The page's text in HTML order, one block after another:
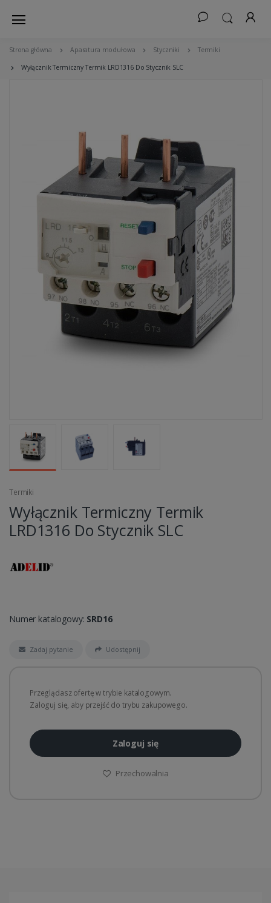
Strona główna Aparatura modułowa Styczniki Termiki
Wyłącznik Termiczny Termik LRD1316 Do Stycznik SLC
Termiki
Wyłącznik Termiczny Termik
LRD1316 Do Stycznik SLC
Numer katalogowy: SRD16
Zadaj pytanie Udostępnij
Przeglądasz ofertę w trybie katalogowym.
Zaloguj się, aby przejść do trybu zakupowego.
Zaloguj się
Przechowalnia